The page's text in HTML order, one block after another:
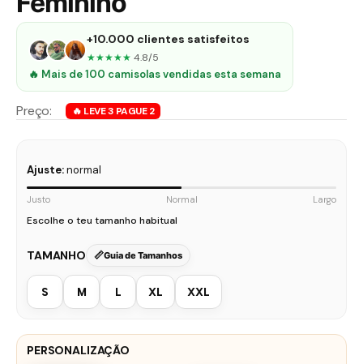
+10.000 clientes satisfeitos
★★★★★ 4.8/5
🔥 Mais de 100 camisolas vendidas esta semana
Ajuste:normal
Justo Normal Largo
Escolhe o teu tamanho habitual
TAMANHO Guia de Tamanhos
S M L XL XXL
PERSONALIZAÇÃO